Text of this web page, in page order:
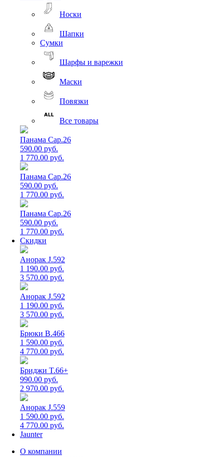
Носки
Шапки
Сумки
Шарфы и варежки
Маски
Повязки
Все товары
Панама Cap.26
590.00 руб.
1 770.00 руб.
Панама Cap.26
590.00 руб.
1 770.00 руб.
Панама Cap.26
590.00 руб.
1 770.00 руб.
Скидки
Анорак J.592
1 190.00 руб.
3 570.00 руб.
Анорак J.592
1 190.00 руб.
3 570.00 руб.
Брюки B.466
1 590.00 руб.
4 770.00 руб.
Бриджи T.66+
990.00 руб.
2 970.00 руб.
Анорак J.559
1 590.00 руб.
4 770.00 руб.
Jaunter
О компании